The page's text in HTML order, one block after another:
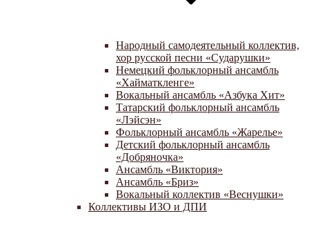
Народный самодеятельный коллектив,
хор русской песни «Сударушки»
Немецкий фольклорный ансамбль
«Хайматкленге»
Вокальный ансамбль «Азбука Хит»
Татарский фольклорный ансамбль
«Лэйсэн»
Фольклорный ансамбль «Жарелье»
Детский фольклорный ансамбль
«Добряночка»
Ансамбль «Виктория»
Ансамбль «Бриз»
Вокальный коллектив «Веснушки»
Коллективы ИЗО и ДПИ